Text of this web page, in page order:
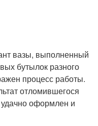
вазы, выполненный
бутылок разного
процесс работы.
отломившегося
оформлен и